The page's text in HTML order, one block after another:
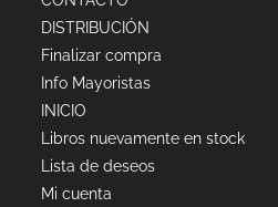
DISTRIBUCIÓN
Finalizar compra
Info Mayoristas
INICIO
Libros nuevamente en stock
Lista de deseos
Mi cuenta